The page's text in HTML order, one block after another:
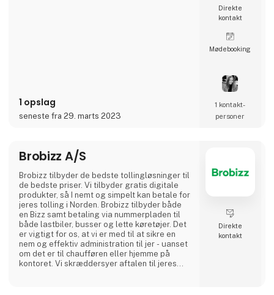
1 opslag
seneste fra 29. marts 2023
Direkte
kontakt
Møde­booking
1 kontakt­
personer
Brobizz A/S
Brobizz tilbyder de bedste tollingløsninger til
de bedste priser. Vi tilbyder gratis digitale
produkter, så I nemt og simpelt kan betale for
jeres tolling i Norden. Brobizz tilbyder både
en Bizz samt betaling via nummerpladen til
både lastbiler, busser og lette køretøjer. Det
er vigtigt for os, at vi er med til at sikre en
nem og effektiv administration til jer - uanset
om det er til chaufføren eller hjemme på
kontoret. Vi skræddersyer aftalen til jeres
Direkte
kontakt